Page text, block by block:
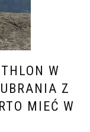
W
Z
MIEĆ W